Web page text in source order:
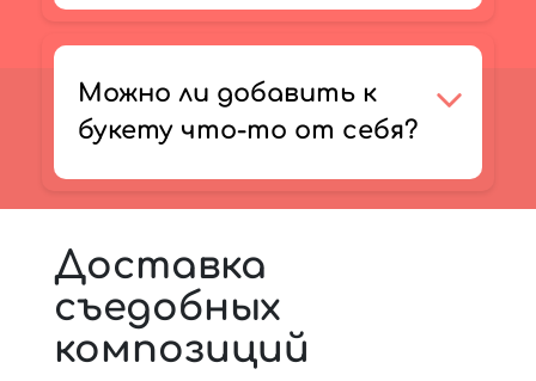
Можно ли добавить к
букету что-то от себя?
Доставка
съедобных
композиций